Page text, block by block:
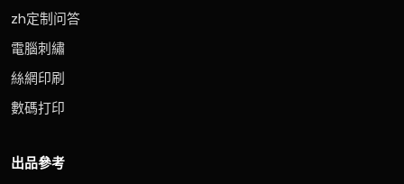
zh定制问答
電腦刺繡
絲網印刷
數碼打印
出品參考